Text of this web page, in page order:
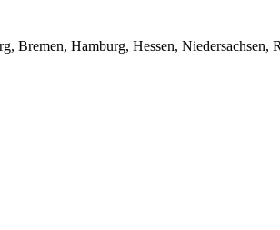
Bremen, Hamburg, Hessen,